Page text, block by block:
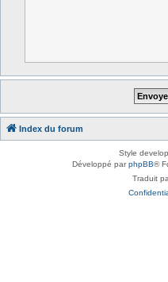
Index du forum
Style
Développé parphpBB®
Traduit